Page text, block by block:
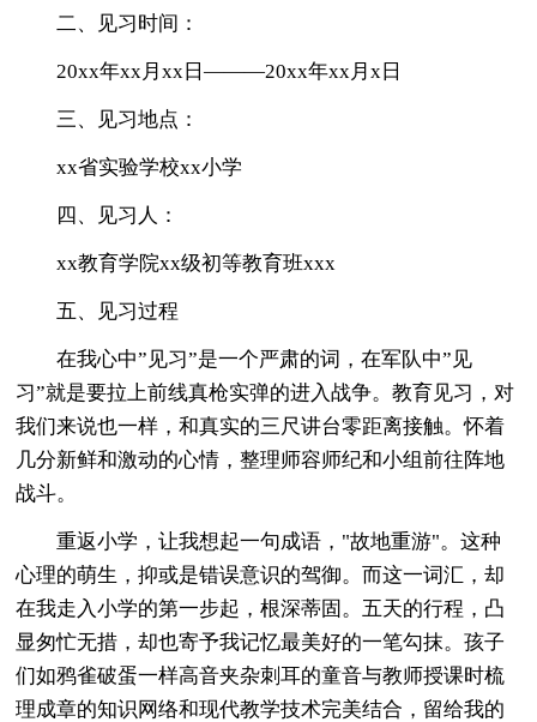
二、见习时间：
20xx年xx月xx日———20xx年xx月x日
三、见习地点：
xx省实验学校xx小学
四、见习人：
xx教育学院xx级初等教育班xxx
五、见习过程
在我心中”见习”是一个严肃的词，在军队中”见
习”就是要拉上前线真枪实弹的进入战争。教育见习，对
我们来说也一样，和真实的三尺讲台零距离接触。怀着
几分新鲜和激动的心情，整理师容师纪和小组前往阵地
战斗。
重返小学，让我想起一句成语，"故地重游"。这种
心理的萌生，抑或是错误意识的驾御。而这一词汇，却
在我走入小学的第一步起，根深蒂固。五天的行程，凸
显匆忙无措，却也寄予我记忆最美好的一笔勾抹。孩子
们如鸦雀破蛋一样高音夹杂刺耳的童音与教师授课时梳
理成章的知识网络和现代教学技术完美结合，留给我的